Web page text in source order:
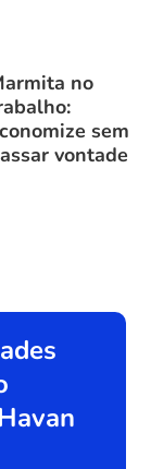
no
sem
vontade